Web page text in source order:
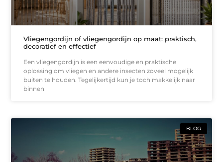
Vliegengordijn of vliegengordijn op maat: praktisch,
decoratief en effectief
Een vliegengordijn is een eenvoudige en praktische
oplossing om vliegen en andere insecten zoveel mogelijk
buiten te houden. Tegelijkertijd kun je toch makkelijk naar
binnen
BLOG